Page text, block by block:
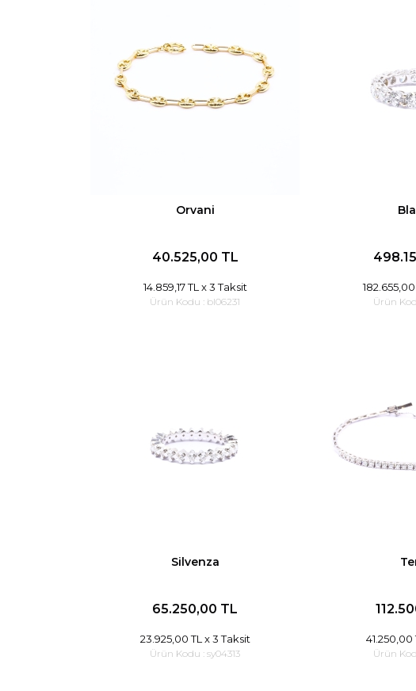
Orvani
40.525,00 TL
14.859,17 TL x 3 Taksit
Ürün Kodu : bl06231
182.655,00
Ürün
Silvenza
65.250,00 TL
23.925,00 TL x 3 Taksit
Ürün Kodu : sy04313
41.250,00
Ürün